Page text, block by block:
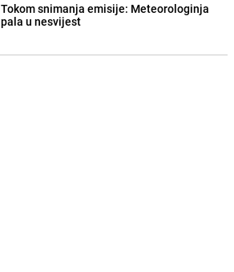
Tokom snimanja emisije: Meteorologinja
pala u nesvijest